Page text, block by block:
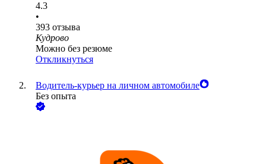
4.3
•
393 отзыва
Кудрово
Можно без резюме
Откликнуться
Водитель-курьер на личном автомобиле
Без опыта